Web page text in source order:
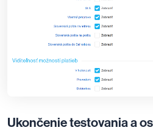
Ukončenie testovania a